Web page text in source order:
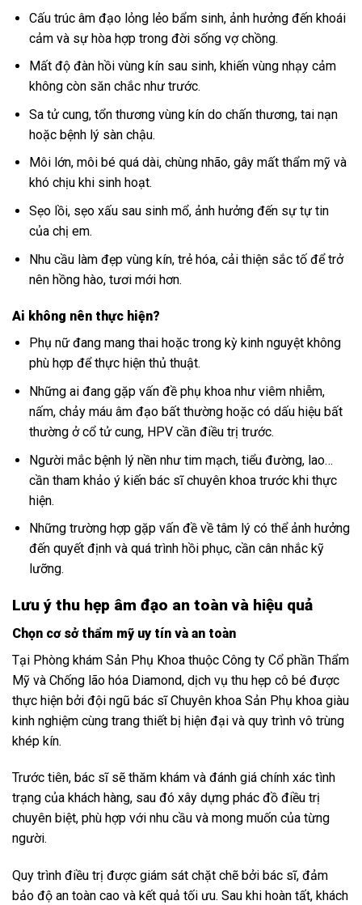
Cấu trúc âm đạo lỏng lẻo bẩm sinh, ảnh hưởng đến khoái
cảm và sự hòa hợp trong đời sống vợ chồng.
Mất độ đàn hồi vùng kín sau sinh, khiến vùng nhạy cảm
không còn săn chắc như trước.
Sa tử cung, tổn thương vùng kín do chấn thương, tai nạn
hoặc bệnh lý sàn chậu.
Môi lớn, môi bé quá dài, chùng nhão, gây mất thẩm mỹ và
khó chịu khi sinh hoạt.
Sẹo lồi, sẹo xấu sau sinh mổ, ảnh hưởng đến sự tự tin
của chị em.
Nhu cầu làm đẹp vùng kín, trẻ hóa, cải thiện sắc tố để trở
nên hồng hào, tươi mới hơn.
Ai không nên thực hiện?
Phụ nữ đang mang thai hoặc trong kỳ kinh nguyệt không
phù hợp để thực hiện thủ thuật.
Những ai đang gặp vấn đề phụ khoa như viêm nhiễm,
nấm, chảy máu âm đạo bất thường hoặc có dấu hiệu bất
thường ở cổ tử cung, HPV cần điều trị trước.
Người mắc bệnh lý nền như tim mạch, tiểu đường, lao…
cần tham khảo ý kiến bác sĩ chuyên khoa trước khi thực
hiện.
Những trường hợp gặp vấn đề về tâm lý có thể ảnh hưởng
đến quyết định và quá trình hồi phục, cần cân nhắc kỹ
lưỡng.
Lưu ý thu hẹp âm đạo an toàn và hiệu quả
Chọn cơ sở thẩm mỹ uy tín và an toàn
Tại Phòng khám Sản Phụ Khoa thuộc Công ty Cổ phần Thẩm
Mỹ và Chống lão hóa Diamond, dịch vụ thu hẹp cô bé được
thực hiện bởi đội ngũ bác sĩ Chuyên khoa Sản Phụ khoa giàu
kinh nghiệm cùng trang thiết bị hiện đại và quy trình vô trùng
khép kín.
Trước tiên, bác sĩ sẽ thăm khám và đánh giá chính xác tình
trạng của khách hàng, sau đó xây dựng phác đồ điều trị
chuyên biệt, phù hợp với nhu cầu và mong muốn của từng
người.
Quy trình điều trị được giám sát chặt chẽ bởi bác sĩ, đảm
bảo độ an toàn cao và kết quả tối ưu. Sau khi hoàn tất, khách